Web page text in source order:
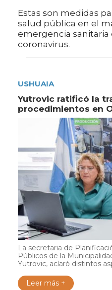
Estas son medidas
salud pública en el
emergencia sanitaria
coronavirus.
USHUAIA
Yutrovic ratificó la
procedimientos en
La secretaria de
Públicos de la
Yutrovic, aclaró distintos
Leer más +